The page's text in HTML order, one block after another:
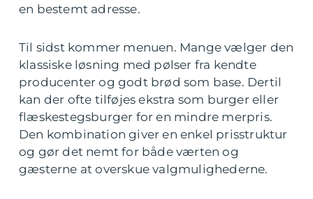
en bestemt adresse.
Til sidst kommer menuen. Mange vælger den
klassiske løsning med pølser fra kendte
producenter og godt brød som base. Dertil
kan der ofte tilføjes ekstra som burger eller
flæskestegsburger for en mindre merpris.
Den kombination giver en enkel prisstruktur
og gør det nemt for både værten og
gæsterne at overskue valgmulighederne.